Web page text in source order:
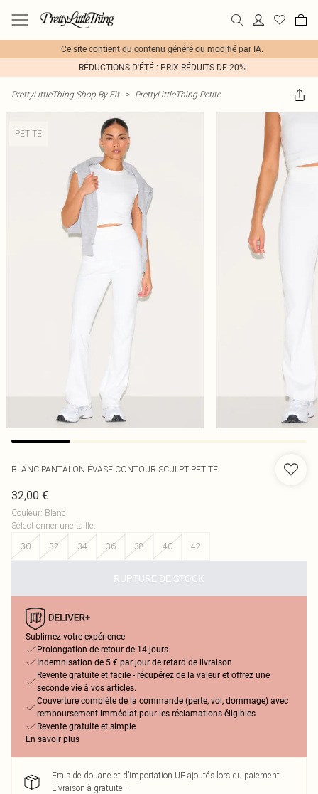
Ce site contient du contenu généré ou modifié par IA.
RÉDUCTIONS D'ÉTÉ : PRIX RÉDUITS DE 20%
PrettyLittleThing Shop By Fit > PrettyLittleThing Petite
PETITE
BLANC PANTALON ÉVASÉ CONTOUR SCULPT PETITE
32,00 €
Couleur: Blanc
Sélectionner une taille:
30
32 34 36 38 40 42
RUPTURE DE STOCK
Sublimez votre expérience
Prolongation de retour de 14 jours
Indemnisation de 5 € par jour de retard de livraison
Revente gratuite et facile - récupérez de la valeur et offrez une
seconde vie à vos articles.
Couverture complète de la commande (perte, vol, dommage) avec
remboursement immédiat pour les réclamations éligibles
Revente gratuite et simple
En savoir plus
Frais de douane et d’importation UE ajoutés lors du paiement.
Livraison à gratuite !